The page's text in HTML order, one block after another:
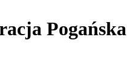
Pogańska